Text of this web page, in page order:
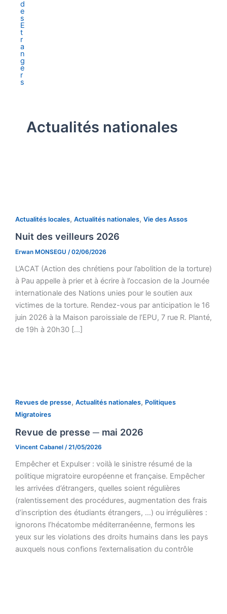
Actualités nationales
Actualités locales, Actualités nationales, Vie des Assos
Nuit des veilleurs 2026
Erwan MONSEGU /02/06/2026
L’ACAT (Action des chrétiens pour l’abolition de la torture)
à Pau appelle à prier et à écrire à l’occasion de la Journée
internationale des Nations unies pour le soutien aux
victimes de la torture. Rendez-vous par anticipation le 16
juin 2026 à la Maison paroissiale de l’EPU, 7 rue R. Planté,
de 19h à 20h30 […]
Revues de presse, Actualités nationales, Politiques
Migratoires
Revue de presse ─ mai 2026
Vincent Cabanel /21/05/2026
Empêcher et Expulser : voilà le sinistre résumé de la
politique migratoire européenne et française. Empêcher
les arrivées d’étrangers, quelles soient régulières
(ralentissement des procédures, augmentation des frais
d’inscription des étudiants étrangers, …) ou irrégulières :
ignorons l’hécatombe méditerranéenne, fermons les
yeux sur les violations des droits humains dans les pays
auxquels nous confions l’externalisation du contrôle